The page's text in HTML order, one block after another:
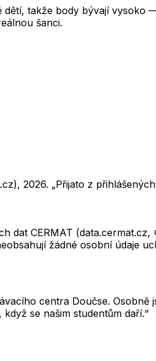
takže body bývají
šanci.
2026. „Přijato z
dat CERMAT
žádné osobní údaje
centra Doučse.
se našim studentům daří.“